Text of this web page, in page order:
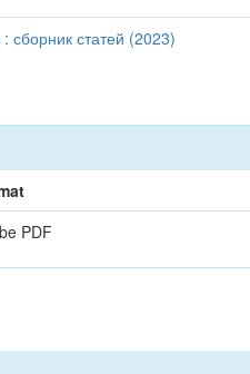
сборник статей (2023)
PDF